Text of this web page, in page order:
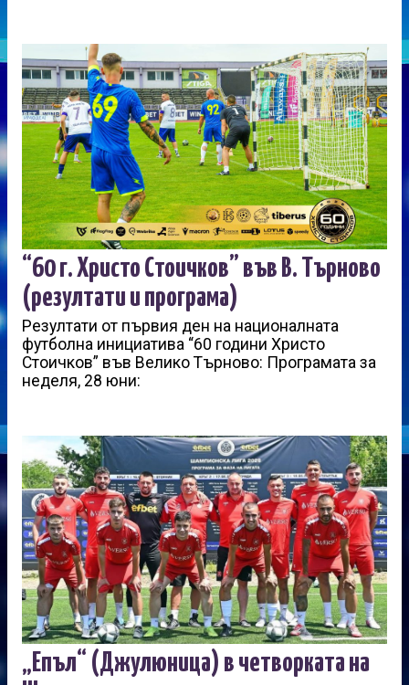
“60 г. Христо Стоичков” във В. Търново
(резултати и програма)
Резултати от първия ден на националната
футболна инициатива “60 години Христо
Стоичков” във Велико Търново: Програмата за
неделя, 28 юни:
„Епъл“ (Джулюница) в четворката на